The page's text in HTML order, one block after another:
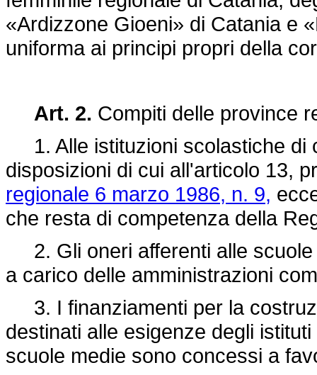
«Ardizzone Gioeni» di Catania e
uniforma ai principi propri della
Art. 2. Compiti delle province
1. Alle istituzioni scolastiche di
disposizioni di cui all'articolo 13,
regionale 6 marzo 1986, n. 9,
che resta di competenza della
2. Gli oneri afferenti alle scuole
a carico delle amministrazioni
3. I finanziamenti per la
destinati alle esigenze degli
scuole medie sono concessi a